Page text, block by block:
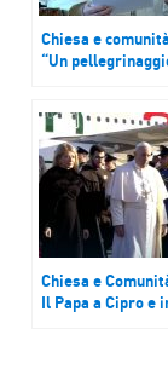
Chiesa e comunità
“Un
speranza”, papa
Francesco
all’udienza
ripercorre il
a Budapest e in
Slovacchia
Chiesa e
Il Papa a Cipro e